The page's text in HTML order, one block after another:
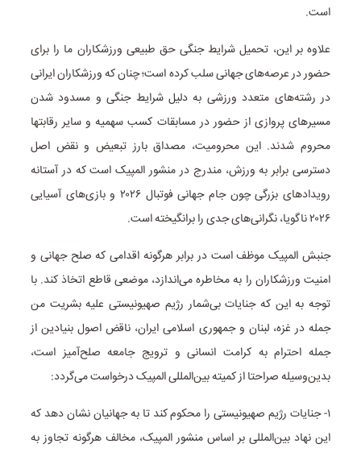
است.
علاوه بر این، تحمیل شرایط جنگی حق طبیعی ورزشکاران ما را برای
حضور در عرصه‌های جهانی سلب کرده است؛ چنان که ورزشکاران ایرانی
در رشته‌های متعدد ورزشی به دلیل شرایط جنگی و مسدود شدن
مسیرهای پروازی از حضور در مسابقات کسب سهمیه و سایر رقابتها
محروم شدند. این محرومیت، مصداق بارز تبعیض و نقض اصل
دسترسی برابر به ورزش، مندرج در منشور المپیک است که در آستانه
رویدادهای بزرگی چون جام جهانی فوتبال ۲۰۲۶ و بازی‌های آسیایی
۲۰۲۶ ناگویا، نگرانی‌های جدی را برانگیخته است.
جنبش المپیک موظف است در برابر هرگونه اقدامی که صلح جهانی و
امنیت ورزشکاران را به مخاطره می‌اندازد، موضعی قاطع اتخاذ کند. با
توجه به این که جنایات بی‌شمار رژیم صهیونیستی علیه بشریت من
جمله در غزه، لبنان و جمهوری اسلامی ایران، ناقض اصول بنیادین از
جمله احترام به کرامت انسانی و ترویج جامعه صلح‌آمیز است،
بدین‌وسیله صراحتا از کمیته بین‌المللی المپیک درخواست می‌گردد:
۱- جنایات رژیم صهیونیستی را محکوم کند تا به جهانیان نشان دهد که
این نهاد بین‌المللی بر اساس منشور المپیک، مخالف هرگونه تجاوز به